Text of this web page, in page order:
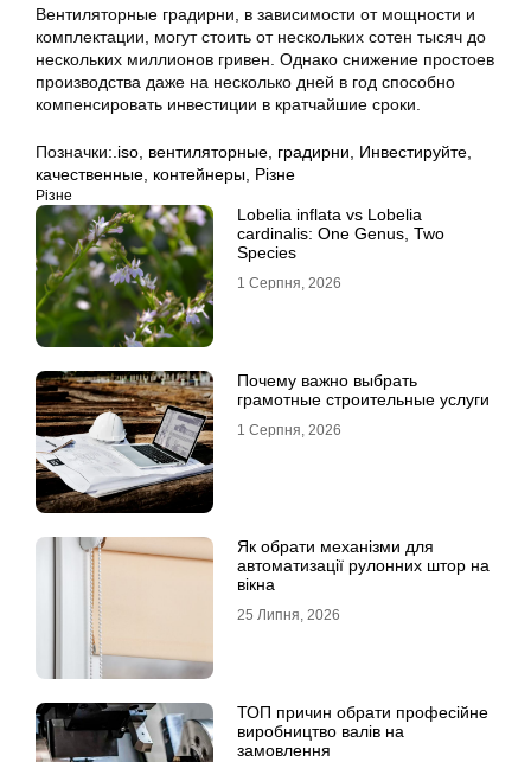
Вентиляторные градирни, в зависимости от мощности и
комплектации, могут стоить от нескольких сотен тысяч до
нескольких миллионов гривен. Однако снижение простоев
производства даже на несколько дней в год способно
компенсировать инвестиции в кратчайшие сроки.
Позначки:.iso, вентиляторные, градирни, Инвестируйте,
качественные, контейнеры, Різне
Різне
Lobelia inflata vs Lobelia
cardinalis: One Genus, Two
Species
1 Серпня, 2026
Почему важно выбрать
грамотные строительные услуги
1 Серпня, 2026
Як обрати механізми для
автоматизації рулонних штор на
вікна
25 Липня, 2026
ТОП причин обрати професійне
виробництво валів на
замовлення